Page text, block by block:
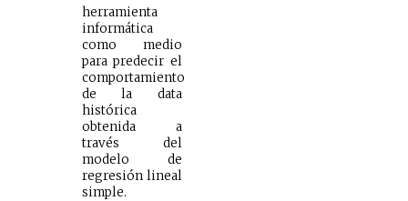
herramienta
informática
como medio
para predecir el
comportamiento
de la data
histórica
obtenida a
través del
modelo de
regresión lineal
simple.